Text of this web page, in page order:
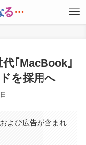
｢MacBook｣
を採用へ
よび広告が含まれ